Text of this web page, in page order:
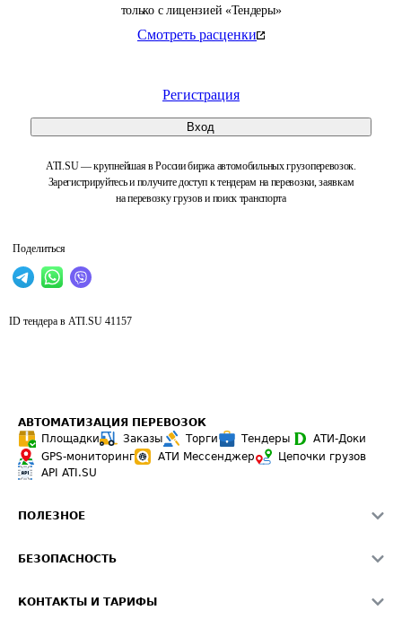
только с лицензией «Тендеры»
Смотреть расценки
Регистрация
Вход
ATI.SU — крупнейшая в России биржа автомобильных грузоперевозок.
Зарегистрируйтесь и получите доступ к тендерам на перевозки, заявкам
на перевозку грузов и поиск транспорта
Поделиться
ID тендера в ATI.SU 41157
АВТОМАТИЗАЦИЯ ПЕРЕВОЗОК
Площадки
Заказы Торги Тендеры
АТИ-Доки
GPS-мониторинг
АТИ Мессенджер
Цепочки грузов
API ATI.SU
ПОЛЕЗНОЕ
Звезды ATI.SU на вашем сайте
БЕЗОПАСНОСТЬ
КОНТАКТЫ И ТАРИФЫ